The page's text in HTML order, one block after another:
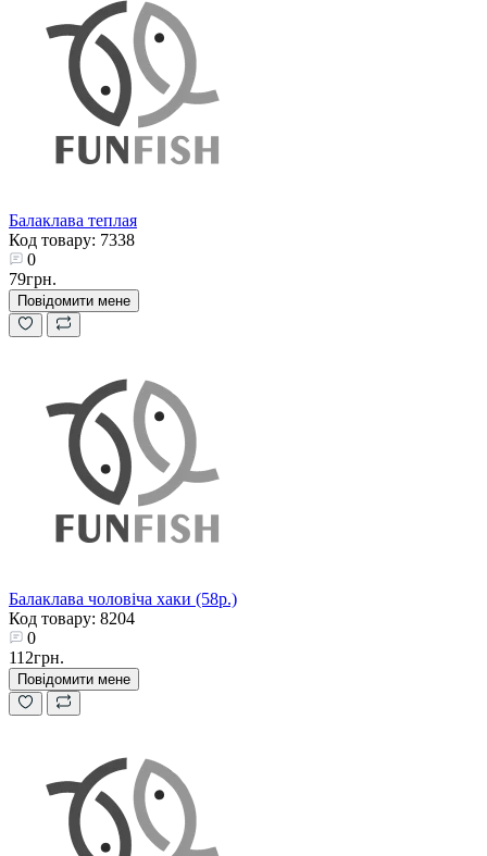
Балаклава теплая
Код товару: 7338
0
79грн.
Повідомити мене
Балаклава чоловіча хаки (58р.)
Код товару: 8204
0
112грн.
Повідомити мене